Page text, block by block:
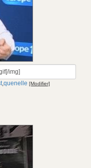
,quenelle [Modifier]